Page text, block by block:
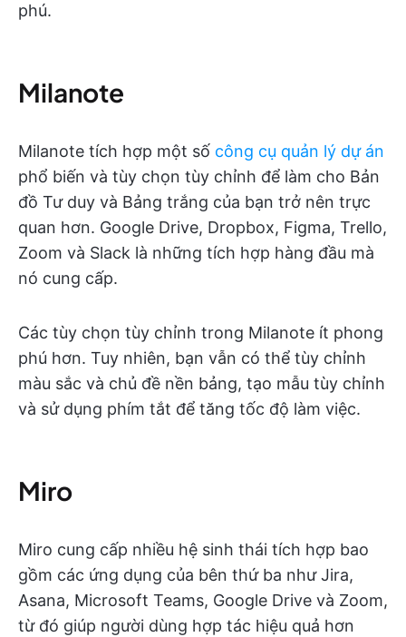
phú.
Milanote
Milanote tích hợp một số công cụ quản lý dự án
phổ biến và tùy chọn tùy chỉnh để làm cho Bản
đồ Tư duy và Bảng trắng của bạn trở nên trực
quan hơn. Google Drive, Dropbox, Figma, Trello,
Zoom và Slack là những tích hợp hàng đầu mà
nó cung cấp.
Các tùy chọn tùy chỉnh trong Milanote ít phong
phú hơn. Tuy nhiên, bạn vẫn có thể tùy chỉnh
màu sắc và chủ đề nền bảng, tạo mẫu tùy chỉnh
và sử dụng phím tắt để tăng tốc độ làm việc.
Miro
Miro cung cấp nhiều hệ sinh thái tích hợp bao
gồm các ứng dụng của bên thứ ba như Jira,
Asana, Microsoft Teams, Google Drive và Zoom,
từ đó giúp người dùng hợp tác hiệu quả hơn